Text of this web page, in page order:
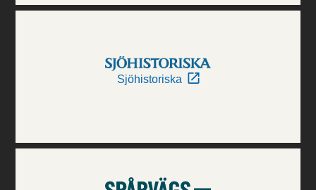
Sjöhistoriska